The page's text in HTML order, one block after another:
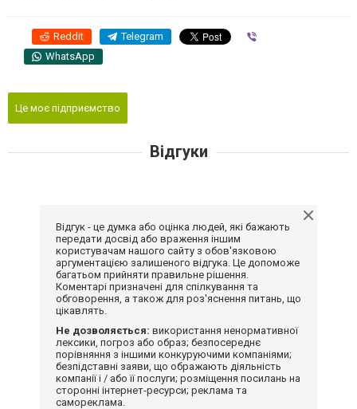
Reddit Telegram
WhatsApp
Це моє підприємство
Відгуки
Відгук - це думка або оцінка людей, які бажають
передати досвід або враження іншим
користувачам нашого сайту з обов'язковою
аргументацією залишеного відгука. Це допоможе
багатьом прийняти правильне рішення.
Коментарі призначені для спілкування та
обговорення, а також для роз'яснення питань, що
цікавлять.
Не дозволяється: використання ненормативної
лексики, погроз або образ; безпосереднє
порівняння з іншими конкуруючими компаніями;
безпідставні заяви, що ображають діяльність
компанії і / або її послуги; розміщення посилань на
сторонні інтернет-ресурси; реклама та
самореклама.